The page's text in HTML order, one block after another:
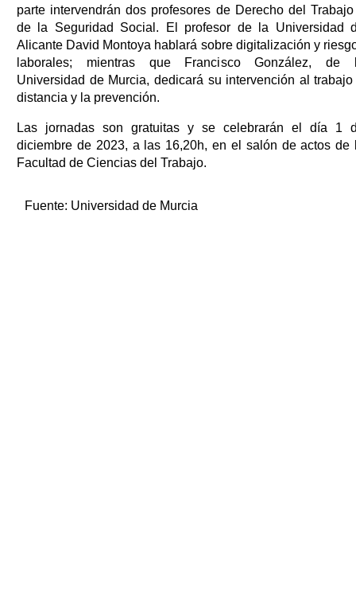
parte intervendrán dos profesores de Derecho del
de la Seguridad Social. El profesor de la Universidad
Alicante David Montoya hablará sobre digitalización y
laborales; mientras que Francisco González, de
Universidad de Murcia, dedicará su intervención al
distancia y la prevención.
Las jornadas son gratuitas y se celebrarán el día 1
diciembre de 2023, a las 16,20h, en el salón de actos de
Facultad de Ciencias del Trabajo.
Fuente: Universidad de Murcia